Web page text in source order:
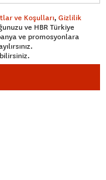
ve Koşulları, Gizlilik
ve HBR Türkiye
ve promosyonlara